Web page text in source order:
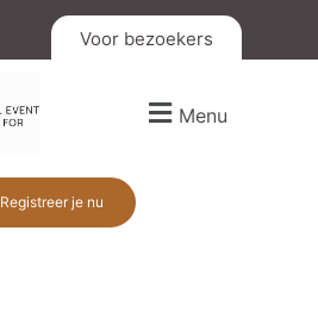
Voor bezoekers
Menu
Registreer je nu